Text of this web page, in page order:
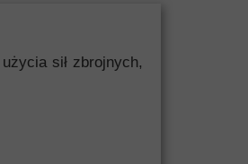
sił zbrojnych,